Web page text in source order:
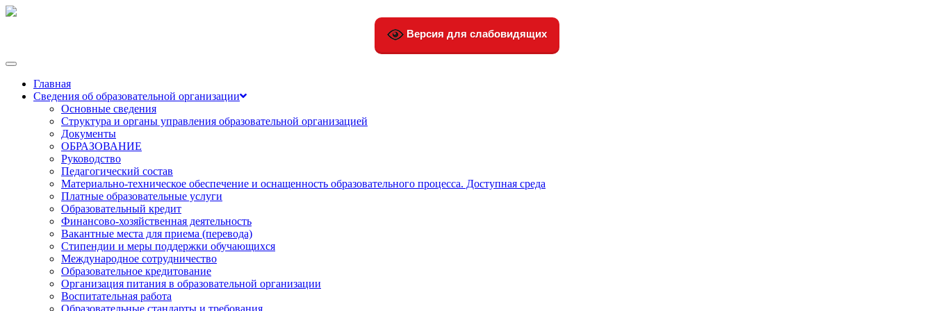
Версия для слабовидящих
Переключить
навигацииГлавная
Сведения об образовательной организации
Основные сведения
Структура и органы управления образовательной организацией
Документы
ОБРАЗОВАНИЕ
Руководство
Педагогический состав
Материально-техническое обеспечение и оснащенность образовательного процесса. Доступная среда
Платные образовательные услуги
Образовательный кредит
Финансово-хозяйственная деятельность
Вакантные места для приема (перевода)
Стипендии и меры поддержки обучающихся
Международное сотрудничество
Образовательное кредитование
Организация питания в образовательной организации
Воспитательная работа
Образовательные стандарты и требования